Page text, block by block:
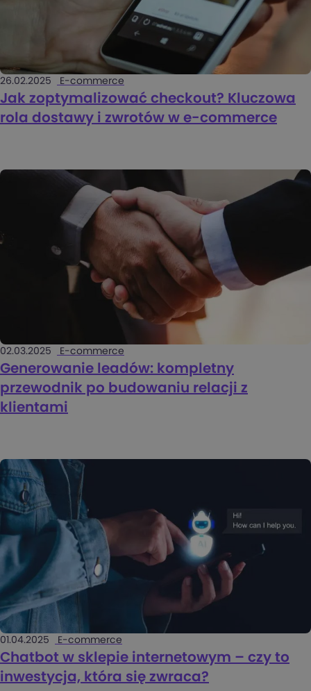
26.02.2025 E-commerce
Jak zoptymalizować checkout? Kluczowa
rola dostawy i zwrotów w e-commerce
02.03.2025 E-commerce
Generowanie leadów: kompletny
przewodnik po budowaniu relacji z
klientami
01.04.2025 E-commerce
Chatbot w sklepie internetowym – czy to
inwestycja, która się zwraca?